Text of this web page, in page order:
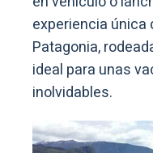
experiencia única
Patagonia,
ideal para unas
inolvidables.